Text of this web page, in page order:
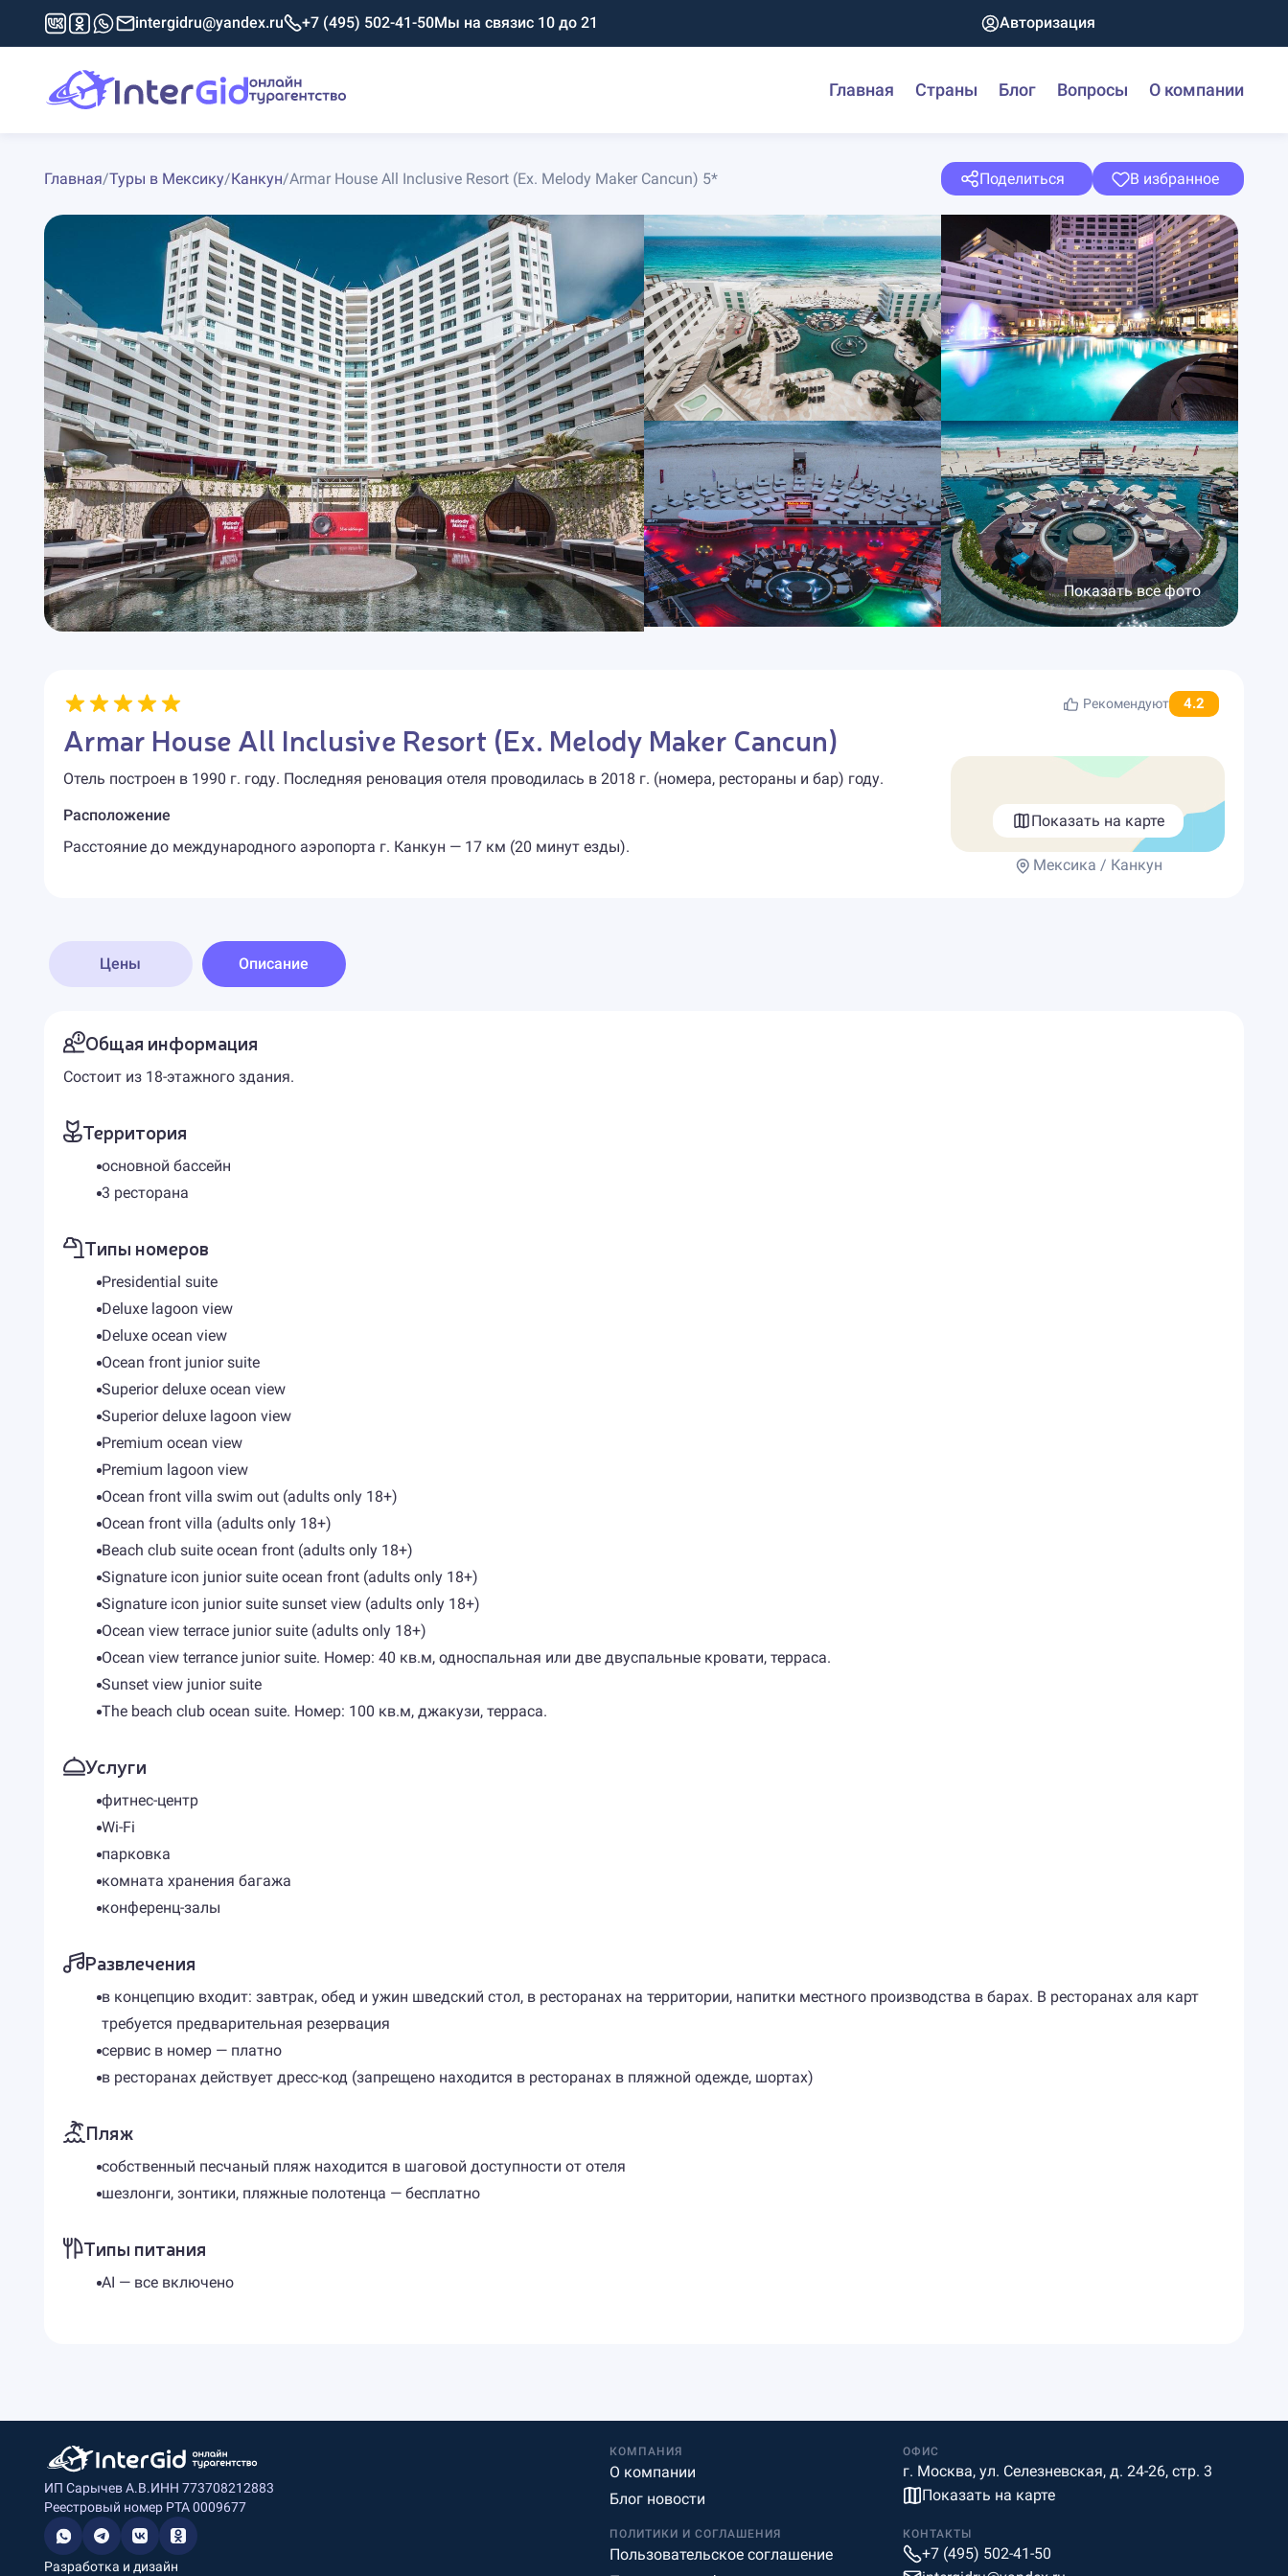
intergidru@yandex.ru +7 (495) 502-41-50Мы на связис 10 до 21 Авторизация
Главная Страны Блог Вопросы О компании
Главная/Туры в Мексику/Канкун/Armar House All Inclusive Resort (Ex. Melody Maker Cancun) 5* Поделиться В избранное
Показать все фото
Рекомендуют 4.2
Armar House All Inclusive Resort (Ex. Melody Maker Cancun)
Отель построен в 1990 г. году. Последняя реновация отеля проводилась в 2018 г. (номера, рестораны и бар) году.
Расположение
Расстояние до международного аэропорта г. Канкун — 17 км (20 минут езды).
Показать на карте
Мексика / Канкун
Цены Описание
Общая информация
Состоит из 18-этажного здания.
Территория
основной бассейн
3 ресторана
Типы номеров
Presidential suite
Deluxe lagoon view
Deluxe ocean view
Ocean front junior suite
Superior deluxe ocean view
Superior deluxe lagoon view
Premium ocean view
Premium lagoon view
Ocean front villa swim out (adults only 18+)
Ocean front villa (adults only 18+)
Beach club suite ocean front (adults only 18+)
Signature icon junior suite ocean front (adults only 18+)
Signature icon junior suite sunset view (adults only 18+)
Ocean view terrace junior suite (adults only 18+)
Ocean view terrance junior suite. Номер: 40 кв.м, односпальная или две двуспальные кровати, терраса.
Sunset view junior suite
The beach club ocean suite. Номер: 100 кв.м, джакузи, терраса.
Услуги
фитнес-центр
Wi-Fi
парковка
комната хранения багажа
конференц-залы
Развлечения
в концепцию входит: завтрак, обед и ужин шведский стол, в ресторанах на территории, напитки местного производства в барах. В ресторанах аля карт
требуется предварительная резервация
сервис в номер — платно
в ресторанах действует дресс-код (запрещено находится в ресторанах в пляжной одежде, шортах)
Пляж
собственный песчаный пляж находится в шаговой доступности от отеля
шезлонги, зонтики, пляжные полотенца — бесплатно
Типы питания
AI — все включено
ИП Сарычев А.В.ИНН 773708212883
Реестровый номер РТА 0009677
Разработка и дизайн
КОМПАНИЯ
О компании
Блог новости
ОФИС
г. Москва, ул. Селезневская, д. 24-26, стр. 3
Показать на карте
ПОЛИТИКИ И СОГЛАШЕНИЯ
Пользовательское соглашение
КОНТАКТЫ
+7 (495) 502-41-50